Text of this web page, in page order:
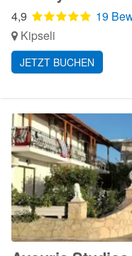
4,9
19
Kipseli
JETZT BUCHEN